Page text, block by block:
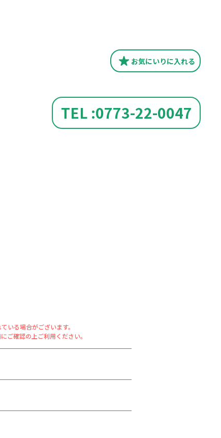
お気にいりに入れる
TEL :0773-22-0047
いる場合がございます。
ご確認の上ご利用ください。